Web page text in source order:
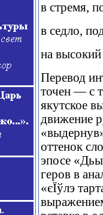
в стремя,
в седло,
на высокий
Перевод
точен — с
якутское
движение
оттенок
эпосе
геров в
«єЇўлэ